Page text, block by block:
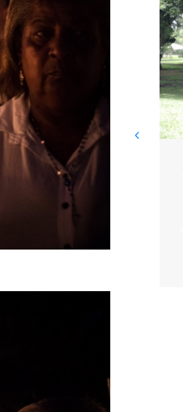
una copia del
del Centro
garantía de